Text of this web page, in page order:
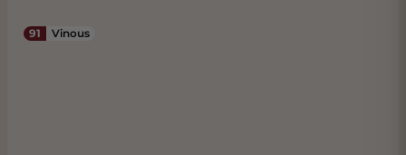
91 Vinous